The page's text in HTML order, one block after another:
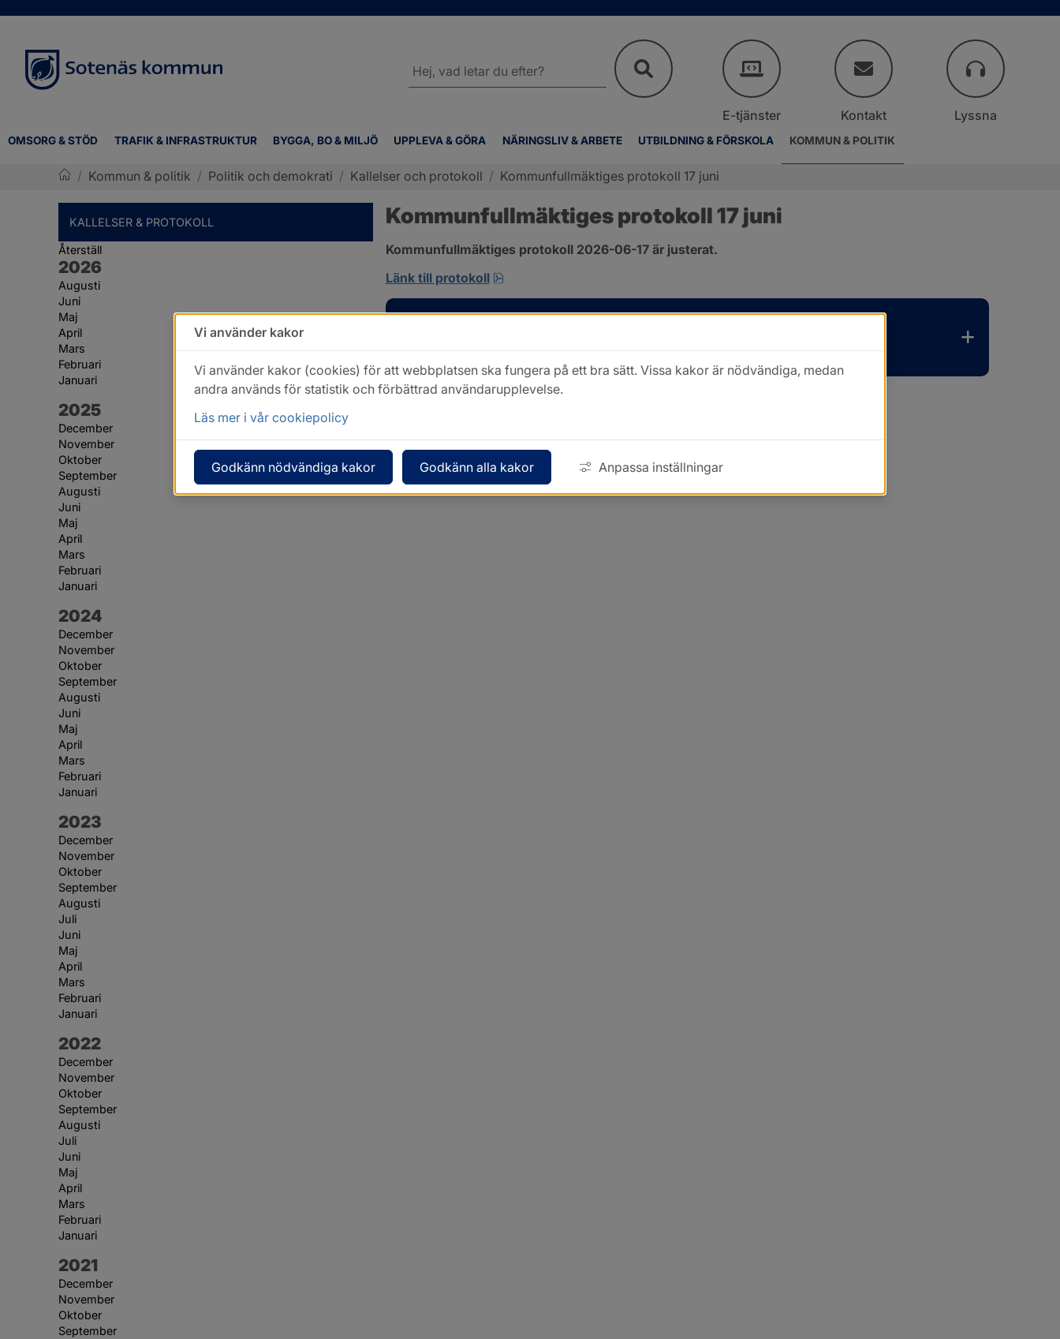
OMSORG & STÖD TRAFIK & INFRASTRUKTUR BYGGA, BO & MILJÖ UPPLEVA & GÖRA NÄRINGSLIV & ARBETE UTBILDNING & FÖRSKOLA KOMMUN & POLITIK
webbplatsen
E-tjänster Kontakt Lyssna
/ Kommun & politik / Politik och demokrati / Kallelser och protokoll / Kommunfullmäktiges protokoll 17 juni
KALLELSER & PROTOKOLL
Återställ
År:
2026
Augusti
Juni
Maj
April
Mars
Februari
Januari
År:
2025
December
November
Oktober
September
Augusti
Juni
Maj
April
Mars
Februari
Januari
År:
2024
December
November
Oktober
September
Augusti
Juni
Maj
April
Mars
Februari
Januari
År:
2023
December
November
Oktober
September
Augusti
Juli
Juni
Maj
April
Mars
Februari
Januari
År:
2022
December
November
Oktober
September
Augusti
Juli
Juni
Maj
April
Mars
Februari
Januari
År:
2021
December
November
Oktober
September
Kommunfullmäktiges protokoll 17 juni
Kommunfullmäktiges protokoll 2026-06-17 är justerat.
Länk till protokoll
pdf, 1 MB, öppnas i nytt fönster.
Vi använder kakor
Vi använder kakor (cookies) för att webbplatsen ska fungera på ett bra sätt. Vissa kakor är nödvändiga, medan
andra används för statistik och förbättrad användarupplevelse.
Läs mer i vår cookiepolicy
Godkänn nödvändiga kakor Godkänn alla kakor Anpassa inställningar